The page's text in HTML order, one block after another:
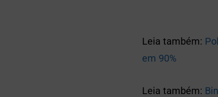
Leia também:
em 90%
Leia também: